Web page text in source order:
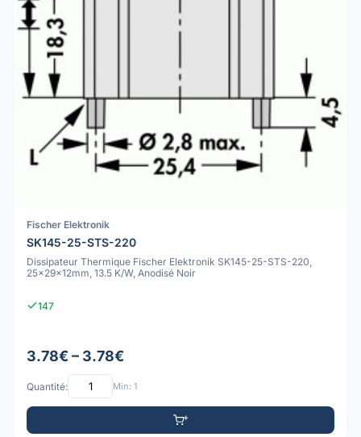
Fischer Elektronik
SK145-25-STS-220
Dissipateur Thermique Fischer Elektronik SK145-25-STS-220,
25x29x12mm, 13.5 K/W, Anodisé Noir
147
3.78€ – 3.78€
Quantité: Min: 1